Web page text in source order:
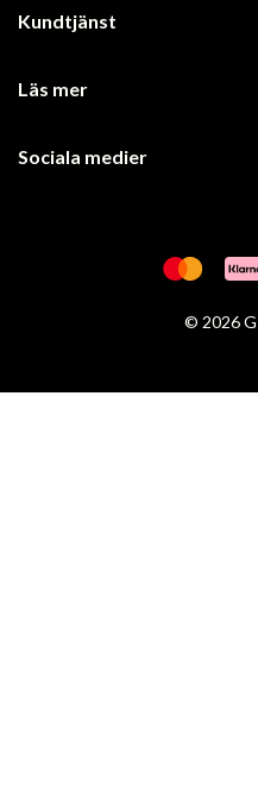
Kundtjänst
Läs mer
Sociala medier
© 2026